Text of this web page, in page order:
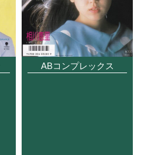
ABコンプレックス